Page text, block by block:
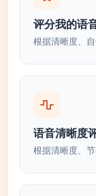
评分我的语
根据清晰度、
语音清晰度
根据清晰度、